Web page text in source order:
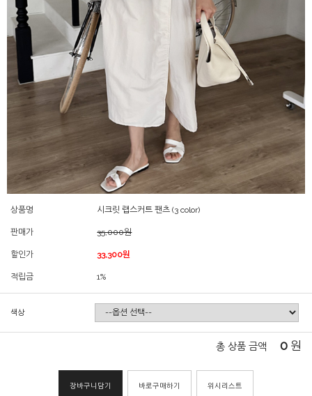
상품명 시크릿 랩스커트 팬츠 (3 color)
판매가 35,000원
할인가 33,300원
적립금 1%
색상
총 상품 금액 0 원
장바구니담기 바로구매하기 위시리스트